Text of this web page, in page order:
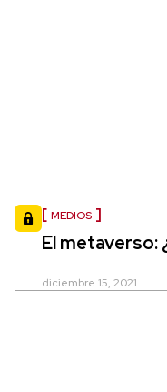
MEDIOS
El metaverso:
diciembre 15, 2021